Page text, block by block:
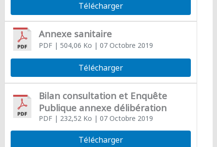
Télécharger
Annexe sanitaire
PDF| 504,06 Ko | 07 Octobre 2019
Télécharger
Bilan consultation et Enquête
Publique annexe délibération
PDF| 232,52 Ko | 07 Octobre 2019
Télécharger